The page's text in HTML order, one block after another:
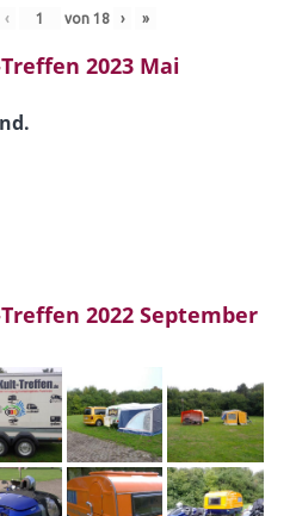
‹ von 18 › »
2023 Mai
2022 September